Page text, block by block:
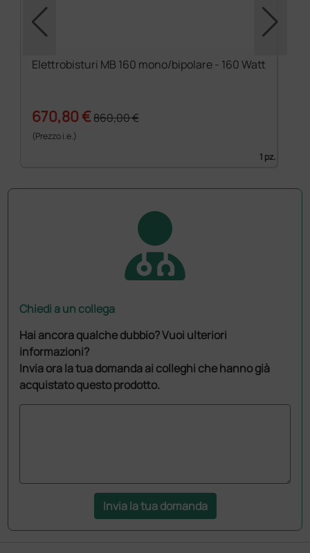
Elettrobisturi MB 160 mono/bipolare - 160 Watt
670,80 €860,00 €
(Prezzo i.e.)
1 pz.
Chiedi a un collega
Hai ancora qualche dubbio? Vuoi ulteriori
informazioni?
Invia ora la tua domanda ai colleghi che hanno già
acquistato questo prodotto.
Invia la tua domanda